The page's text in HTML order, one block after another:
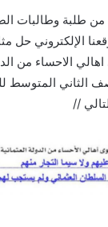
من طلبة وطالبات
الإلكتروني حل
الاحساء من
الثاني المتوسط
//